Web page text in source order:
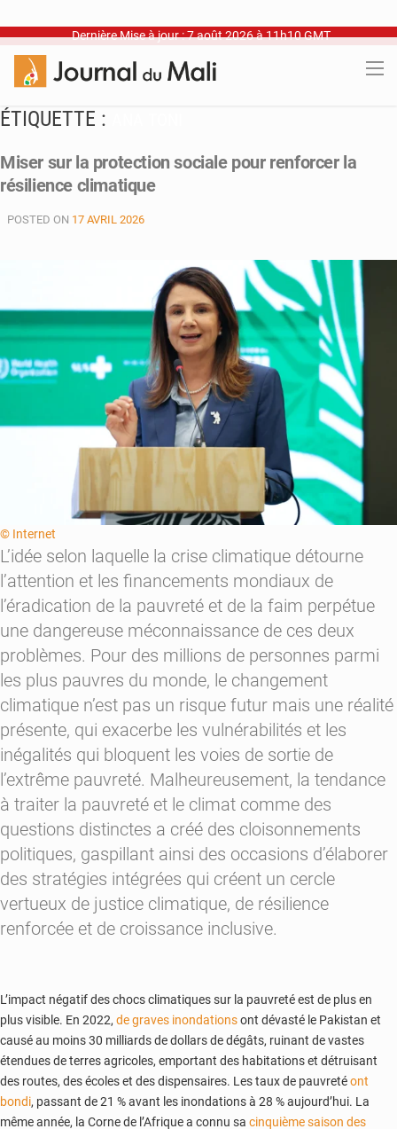
Dernière Mise à jour : 7 août 2026 à 11h10 GMT
ÉTIQUETTE :
Miser sur la protection sociale pour renforcer la
résilience climatique
POSTED ON 17 AVRIL 2026
© Internet
L’idée selon laquelle la crise climatique détourne
l’attention et les financements mondiaux de
l’éradication de la pauvreté et de la faim perpétue
une dangereuse méconnaissance de ces deux
problèmes. Pour des millions de personnes parmi
les plus pauvres du monde, le changement
climatique n’est pas un risque futur mais une réalité
présente, qui exacerbe les vulnérabilités et les
inégalités qui bloquent les voies de sortie de
l’extrême pauvreté. Malheureusement, la tendance
à traiter la pauvreté et le climat comme des
questions distinctes a créé des cloisonnements
politiques, gaspillant ainsi des occasions d’élaborer
des stratégies intégrées qui créent un cercle
vertueux de justice climatique, de résilience
renforcée et de croissance inclusive.
L’impact négatif des chocs climatiques sur la pauvreté est de plus en
plus visible. En 2022, de graves inondationsont dévasté le Pakistan et
causé au moins 30 milliards de dollars de dégâts, ruinant de vastes
étendues de terres agricoles, emportant des habitations et détruisant
des routes, des écoles et des dispensaires. Les taux de pauvretéont
bondi, passant de 21 % avant les inondations à 28 % aujourd’hui. La
même année, la Corne de l’Afrique a connu sa cinquième saison des